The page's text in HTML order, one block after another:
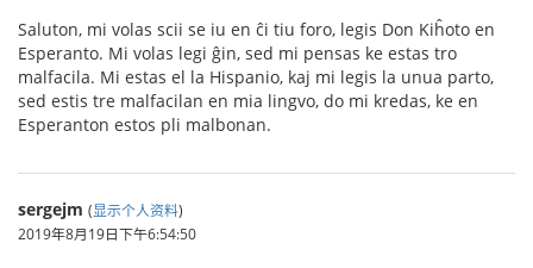
Saluton, mi volas scii se iu en ĉi tiu foro, legis Don Kiĥoto en
Esperanto. Mi volas legi ĝin, sed mi pensas ke estas tro
malfacila. Mi estas el la Hispanio, kaj mi legis la unua parto,
sed estis tre malfacilan en mia lingvo, do mi kredas, ke en
Esperanton estos pli malbonan.
sergejm (显示个人资料)
2019年8月19日下午6:54:50